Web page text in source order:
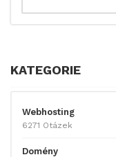
KATEGORIE
Webhosting
6271 Otázek
Domény